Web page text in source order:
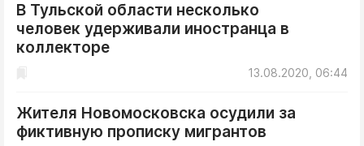
Культура
Происшествия
Тула предпринимательская
ДоброЦентр
В Тульской области несколько
человек удерживали иностранца в
коллекторе
13.08.2020, 06:44
Жителя Новомосковска осудили за
фиктивную прописку мигрантов